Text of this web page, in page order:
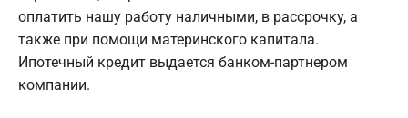
оплатить нашу работу наличными, в рассрочку, а
также при помощи материнского капитала.
Ипотечный кредит выдается банком-партнером
компании.